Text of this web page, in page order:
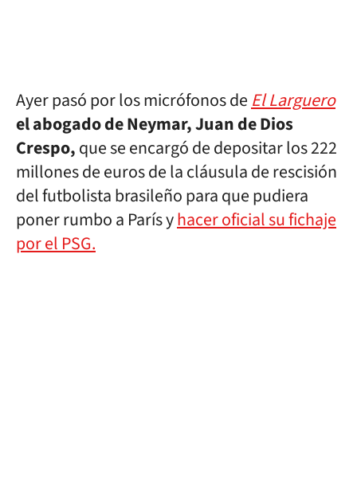
Ayer pasó por los micrófonos de El Larguero
el abogado de Neymar, Juan de Dios
Crespo,que se encargó de depositar los 222
millones de euros de la cláusula de rescisión
del futbolista brasileño para que pudiera
poner rumbo a París yhacer oficial su fichaje
por el PSG.